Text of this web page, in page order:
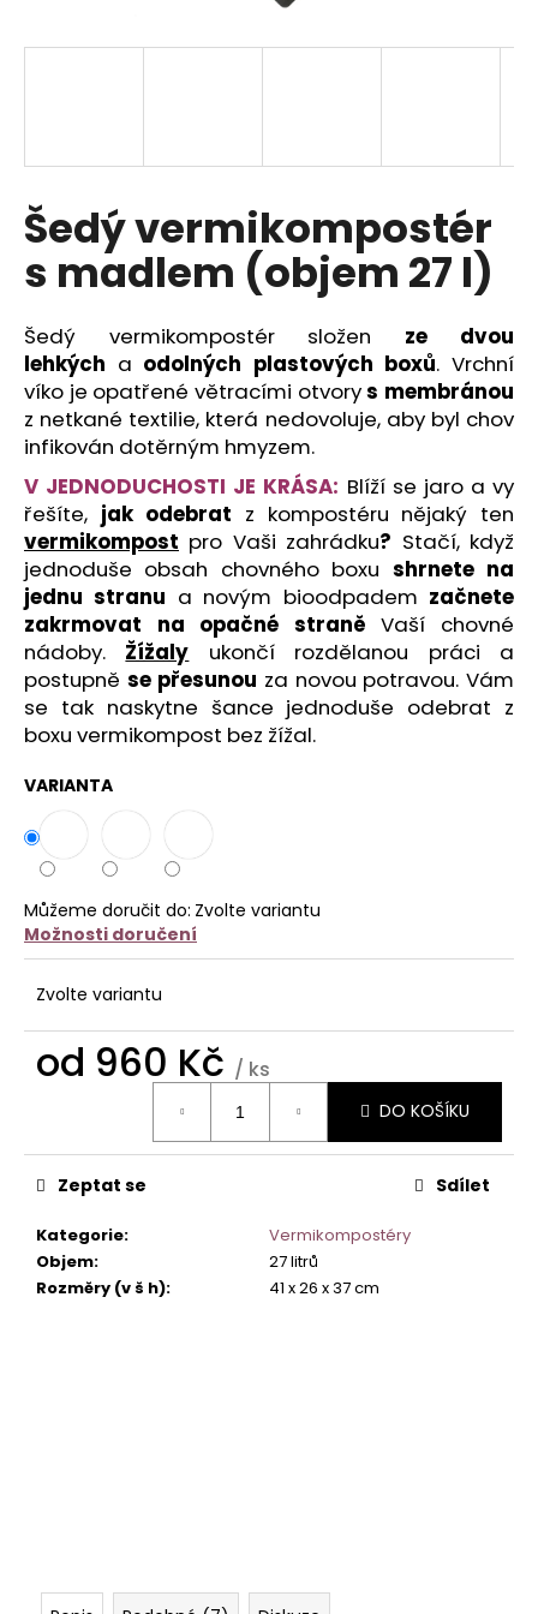
Šedý vermikompostér
s madlem (objem 27 l)
Šedý vermikompostér složen ze dvou
lehkých a odolných plastových boxů. Vrchní
víko je opatřené větracími otvorys membránou
z netkané textilie, která nedovoluje, aby byl chov
infikován dotěrným hmyzem.
V JEDNODUCHOSTI JE KRÁSA: Blíží se jaro a vy
řešíte, jak odebrat z kompostéru nějaký ten
vermikompost pro Vaši zahrádku? Stačí, když
jednoduše obsah chovného boxu shrnete na
jednu stranu a novým bioodpadem začnete
zakrmovat na opačné straně Vaší chovné
nádoby. Žížaly ukončí rozdělanou práci a
postupně se přesunou za novou potravou. Vám
se tak naskytne šance jednoduše odebrat z
boxu vermikompost bez žížal.
VARIANTA
Můžeme doručit do: Zvolte variantu
Možnosti doručení
Zvolte variantu
od 960 Kč / ks
DO KOŠÍKU
Kategorie:
Vermikompostéry
Objem:
27 litrů
Rozměry (v š h): 41 x 26 x 37 cm
Zeptat se Sdílet
j
?
HLEDAT
D
o
p
o
r
u
č
u
j
e
m
e